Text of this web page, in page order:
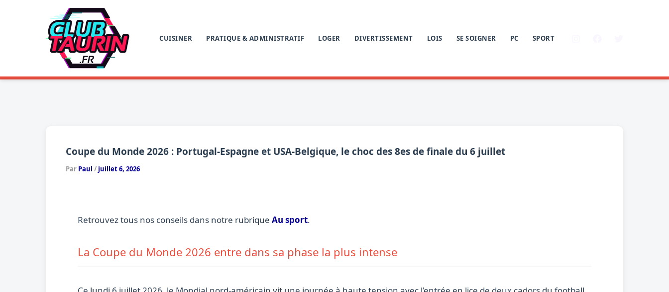
CUISINER PRATIQUE & ADMINISTRATIF LOGER DIVERTISSEMENT LOIS SE SOIGNER PC SPORT
Coupe du Monde 2026 : Portugal-Espagne et USA-Belgique, le choc des 8es de finale du 6 juillet
Par Paul / juillet 6, 2026
Retrouvez tous nos conseils dans notre rubrique Au sport.
La Coupe du Monde 2026 entre dans sa phase la plus intense